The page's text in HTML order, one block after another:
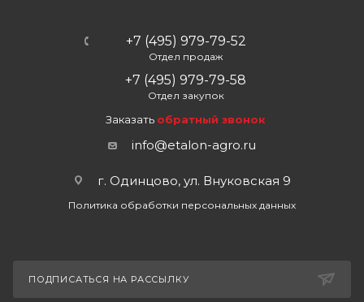
+7 (495) 979-79-52
Отдел продаж
+7 (495) 979-79-58
Отдел закупок
Заказать обратный звонок
info@etalon-agro.ru
г. Одинцово, ул. Внуковская 9
Политика обработки персональных данных
ПОДПИСАТЬСЯ НА РАССЫЛКУ